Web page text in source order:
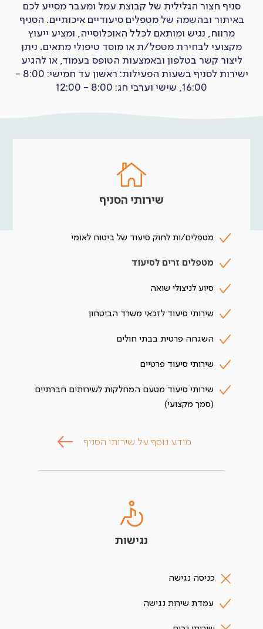
סניף חצור הגלילית של קבוצת עמל ומעבר מסייע לכם
באיתור ובהשמה של מטפלים סיעודיים איכותיים. הסניף
מרווח, נגיש ומותאם לכלל האוכלוסייה, ומציע ייעוץ
מקצועי לבחירת מטפל/ת או מוסד טיפולי מתאים. ניתן
ליצור קשר בטלפון ובאמצעות הטופס בעמוד, או להגיע
ישירות לסניף בשעות הפעילות: ראשון עד חמישי: 8:00 -
16:00, שישי וערבי חג: 8:00 - 12:00
שירותי הסניף
מטפלים/ות לחוק סיעוד של ביטוח לאומי
מטפלים זרים לסיעוד
סיוע לניצולי שואה
שירותי סיעוד לזכאי משרד הביטחון
השגחה פרטית בבתי חולים
שירותי סיעוד פרטיים
שירותי סיעוד מטעם המחלקות לשירותים חברתיים
(סמך מקצועי)
מידע נוסף על שירותי הסניף
נגישות
כניסה נגישה
עמדת שירות נגישה